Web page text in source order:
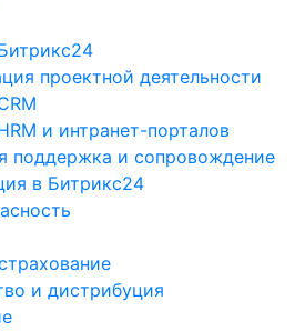
проектной деятельности
и интранет-порталов
поддержка и сопровождение
в Битрикс24
и дистрибуция